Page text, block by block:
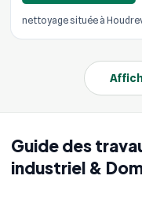
Guide des
industriel &
nettoyage située à